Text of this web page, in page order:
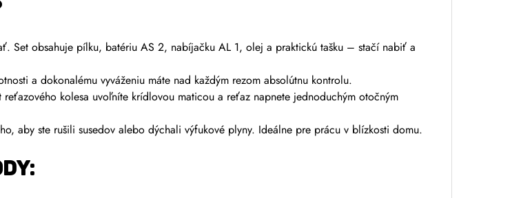
Set obsahuje pílku, batériu AS 2, nabíjačku AL 1, olej a praktickú tašku – stačí nabiť a
a dokonalému vyváženiu máte nad každým rezom absolútnu kontrolu.
kolesa uvoľníte krídlovou maticou a reťaz napnete jednoduchým otočným
aby ste rušili susedov alebo dýchali výfukové plyny. Ideálne pre prácu v blízkosti domu.